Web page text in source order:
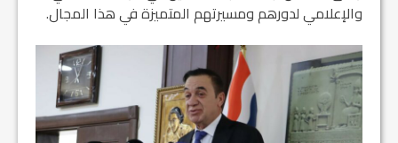
والإعلامي لدورهم ومسيرتهم المتميزة في هذا المجال.